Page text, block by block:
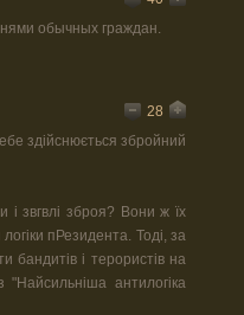
обычных граждан.
28
здійснюється збройний
і звгвлі зброя? Вони ж їх
пРезидента. Тоді, за
бандитів і терористів на
"Найсильніша антилогіка